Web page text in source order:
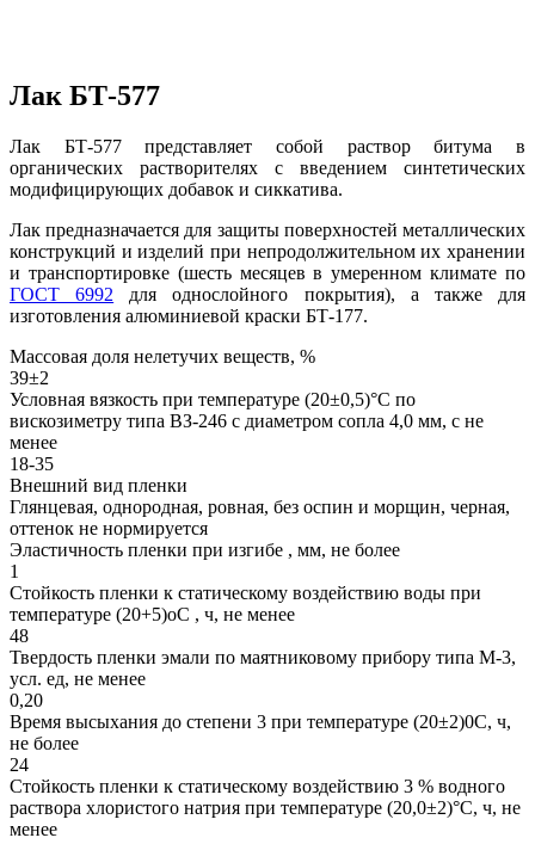
Лак БТ-577
Лак БТ-577 представляет собой раствор битума в
органических растворителях с введением синтетических
модифицирующих добавок и сиккатива.
Лак предназначается для защиты поверхностей металлических
конструкций и изделий при непродолжительном их хранении
и транспортировке (шесть месяцев в умеренном климате по
ГОСТ 6992 для однослойного покрытия), а также для
изготовления алюминиевой краски БТ-177.
Массовая доля нелетучих веществ, %
39±2
Условная вязкость при температуре (20±0,5)°С по
вискозиметру типа ВЗ-246 с диаметром сопла 4,0 мм, с не
менее
18-35
Внешний вид пленки
Глянцевая, однородная, ровная, без оспин и морщин, черная,
оттенок не нормируется
Эластичность пленки при изгибе , мм, не более
1
Стойкость пленки к статическому воздействию воды при
температуре (20+5)оС , ч, не менее
48
Твердость пленки эмали по маятниковому прибору типа М-3,
усл. ед, не менее
0,20
Время высыхания до степени 3 при температуре (20±2)0С, ч,
не более
24
Стойкость пленки к статическому воздействию 3 % водного
раствора хлористого натрия при температуре (20,0±2)°С, ч, не
менее